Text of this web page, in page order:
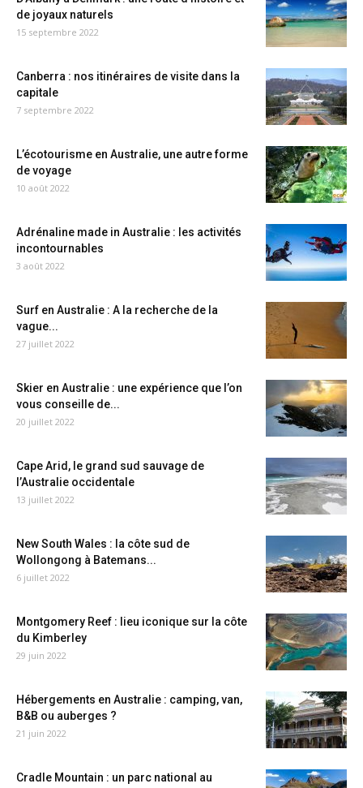
de joyaux naturels
15 septembre 2022
Canberra : nos itinéraires de visite dans la
capitale
7 septembre 2022
L’écotourisme en Australie, une autre forme
de voyage
10 août 2022
Adrénaline made in Australie : les activités
incontournables
3 août 2022
Surf en Australie : A la recherche de la
vague...
27 juillet 2022
Skier en Australie : une expérience que l’on
vous conseille de...
20 juillet 2022
Cape Arid, le grand sud sauvage de
l’Australie occidentale
13 juillet 2022
New South Wales : la côte sud de
Wollongong à Batemans...
6 juillet 2022
Montgomery Reef : lieu iconique sur la côte
du Kimberley
29 juin 2022
Hébergements en Australie : camping, van,
B&B ou auberges ?
21 juin 2022
Cradle Mountain : un parc national au